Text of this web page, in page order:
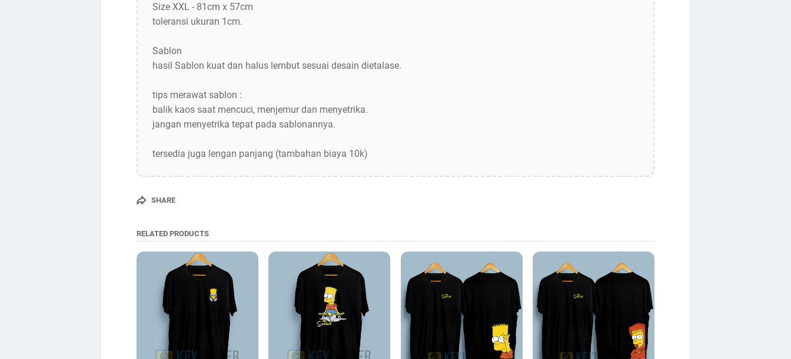
Size XXL - 81cm x 57cm
toleransi ukuran 1cm.
Sablon
hasil Sablon kuat dan halus lembut sesuai desain dietalase.
tips merawat sablon :
balik kaos saat mencuci, menjemur dan menyetrika.
jangan menyetrika tepat pada sablonannya.
tersedia juga lengan panjang (tambahan biaya 10k)
SHARE
RELATED PRODUCTS